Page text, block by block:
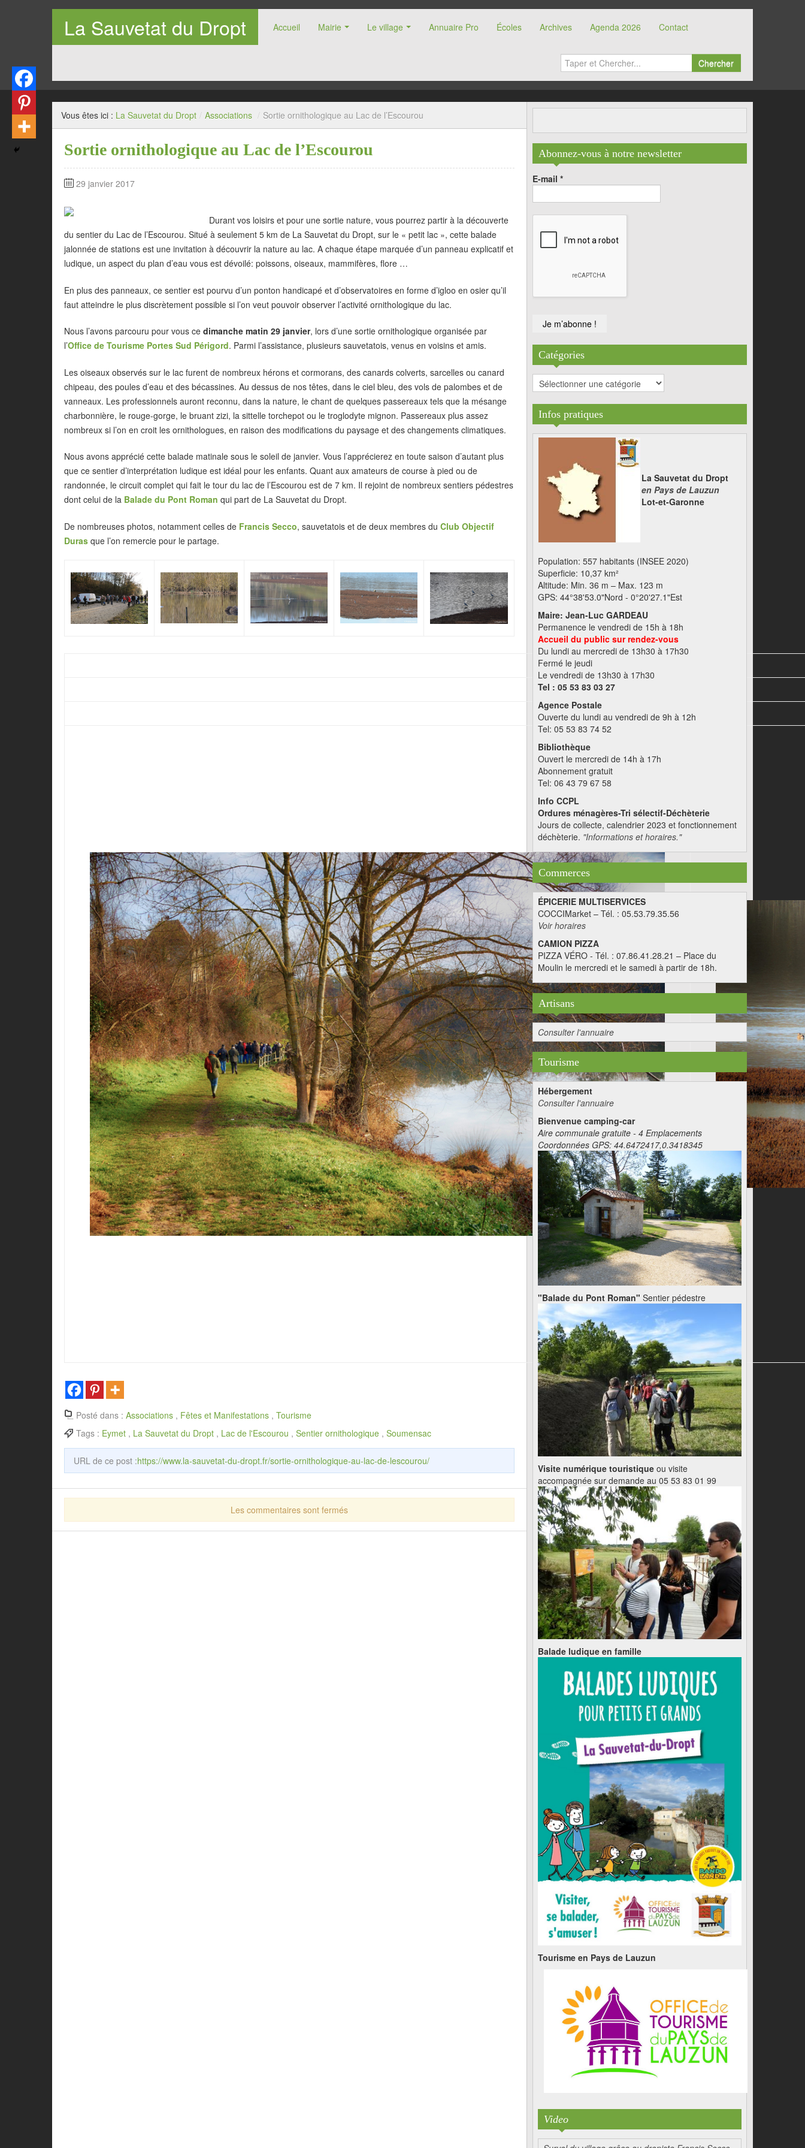
La Sauvetat du Dropt Accueil Mairie Le village Annuaire Pro Écoles Archives Agenda 2026 Contact
Chercher
Vous êtes ici : La Sauvetat du Dropt / Associations / Sortie ornithologique au Lac de l’Escourou
Sortie ornithologique au Lac de l’Escourou
29 janvier 2017
Durant vos loisirs et pour une sortie nature, vous pourrez partir à la découverte
du sentier du Lac de l’Escourou. Situé à seulement 5 km de La Sauvetat du Dropt, sur le « petit lac », cette balade
jalonnée de stations est une invitation à découvrir la nature au lac. A chaque étape marquée d’un panneau explicatif et
ludique, un aspect du plan d’eau vous est dévoilé: poissons, oiseaux, mammifères, flore …
En plus des panneaux, ce sentier est pourvu d’un ponton handicapé et d’observatoires en forme d’igloo en osier qu’il
faut atteindre le plus discrètement possible si l’on veut pouvoir observer l’activité ornithologique du lac.
Nous l’avons parcouru pour vous ce dimanche matin 29 janvier, lors d’une sortie ornithologique organisée par
l’Office de Tourisme Portes Sud Périgord. Parmi l’assistance, plusieurs sauvetatois, venus en voisins et amis.
Les oiseaux observés sur le lac furent de nombreux hérons et cormorans, des canards colverts, sarcelles ou canard
chipeau, des poules d’eau et des bécassines. Au dessus de nos têtes, dans le ciel bleu, des vols de palombes et de
vanneaux. Les professionnels auront reconnu, dans la nature, le chant de quelques passereaux tels que la mésange
charbonnière, le rouge-gorge, le bruant zizi, la sittelle torchepot ou le troglodyte mignon. Passereaux plus assez
nombreux si l’on en croit les ornithologues, en raison des modifications du paysage et des changements climatiques.
Nous avons apprécié cette balade matinale sous le soleil de janvier. Vous l’apprécierez en toute saison d’autant plus
que ce sentier d’interprétation ludique est idéal pour les enfants. Quant aux amateurs de course à pied ou de
randonnée, le circuit complet qui fait le tour du lac de l’Escourou est de 7 km. Il rejoint de nombreux sentiers pédestres
dont celui de la Balade du Pont Roman qui part de La Sauvetat du Dropt.
De nombreuses photos, notamment celles de Francis Secco, sauvetatois et de deux membres du Club Objectif
Duras que l’on remercie pour le partage.
Posté dans : Associations , Fêtes et Manifestations , Tourisme
Tags : Eymet , La Sauvetat du Dropt , Lac de l'Escourou , Sentier ornithologique , Soumensac
URL de ce post :https://www.la-sauvetat-du-dropt.fr/sortie-ornithologique-au-lac-de-lescourou/
Les commentaires sont fermés
Abonnez-vous à notre newsletter
E-mail *
Catégories
Catégories
Infos pratiques
La Sauvetat du Dropt
en Pays de Lauzun
Lot-et-Garonne
Population: 557 habitants (INSEE 2020)
Superficie: 10,37 km²
Altitude: Min. 36 m – Max. 123 m
GPS: 44°38'53.0"Nord - 0°20'27.1"Est
Maire: Jean-Luc GARDEAU
Permanence le vendredi de 15h à 18h
Accueil du public sur rendez-vous
Du lundi au mercredi de 13h30 à 17h30
Fermé le jeudi
Le vendredi de 13h30 à 17h30
Tel : 05 53 83 03 27
Agence Postale
Ouverte du lundi au vendredi de 9h à 12h
Tel: 05 53 83 74 52
Bibliothèque
Ouvert le mercredi de 14h à 17h
Abonnement gratuit
Tel: 06 43 79 67 58
Info CCPL
Ordures ménagères-Tri sélectif-Déchèterie
Jours de collecte, calendrier 2023 et fonctionnement
déchèterie. "Informations et horaires."
Commerces
ÉPICERIE MULTISERVICES
COCCIMarket – Tél. : 05.53.79.35.56
Voir horaires
CAMION PIZZA
PIZZA VÉRO - Tél. : 07.86.41.28.21 – Place du
Moulin le mercredi et le samedi à partir de 18h.
Artisans
Consulter l'annuaire
Tourisme
Hébergement
Consulter l'annuaire
Bienvenue camping-car
Aire communale gratuite - 4 Emplacements
Coordonnées GPS: 44.6472417,0.3418345
"Balade du Pont Roman" Sentier pédestre
Visite numérique touristique ou visite
accompagnée sur demande au 05 53 83 01 99
Balade ludique en famille
Tourisme en Pays de Lauzun
Video